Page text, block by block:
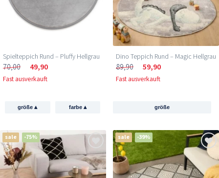
Spielteppich Rund – Pluffy Hellgrau
70,00 49,90
Fast ausverkauft
größe▴ farbe ▴
Dino Teppich Rund – Magic Hellgrau
89,90 59,90
Fast ausverkauft
größe
sale -75% sale -39%